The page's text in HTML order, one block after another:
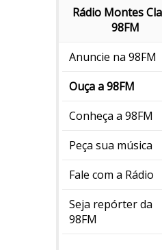
Rádio Montes
98FM
Anuncie na 98FM
Ouça a 98FM
Conheça a 98FM
Peça sua música
Fale com a Rádio
Seja repórter da
98FM